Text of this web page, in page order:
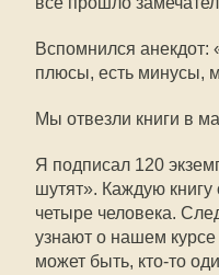
Вспомнился анекдот:
плюсы, есть минусы,
Мы отвезли книги в
Я подписал 120
шутят». Каждую
четыре человека.
узнают о нашем
может быть, кто-то